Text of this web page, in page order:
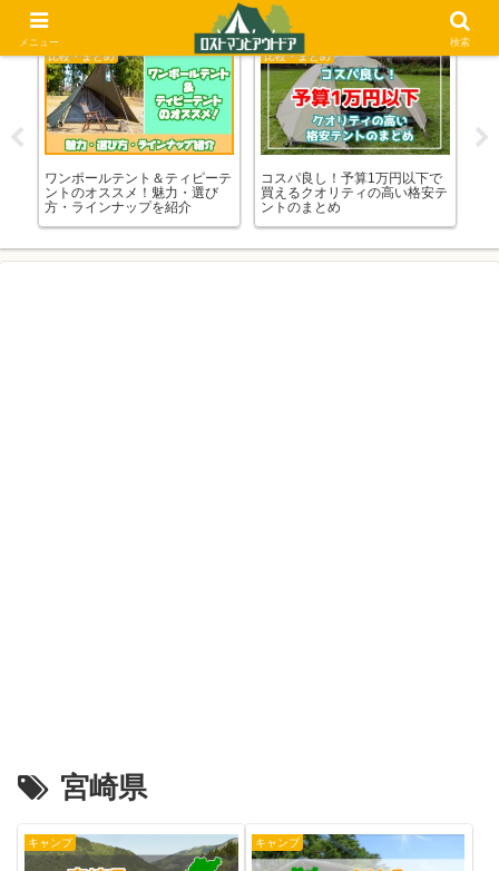
比較・まとめ
ワンポールテント＆ティピーテ
ントのオススメ！魅力・選び
方・ラインナップを紹介
比較・まとめ
コスパ良し！予算1万円以下で
買えるクオリティの高い格安テ
ントのまとめ
比
宮崎県
キャンプ キャンプ
メニュー 検索